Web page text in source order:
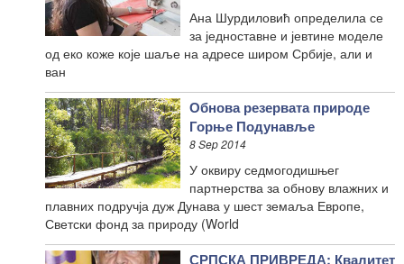
Ана Шурдиловић определила се
за једноставне и јевтине моделе
од еко коже које шаље на адресе широм Србије, али и
ван
Обнова резервата природе
Горње Подунавље
8 Sep 2014
У оквиру седмогодишњег
партнерства за обнову влажних и
плавних подручја дуж Дунава у шест земаља Европе,
Светски фонд за природу (World
СРПСКА ПРИВРЕДА: Квалитет